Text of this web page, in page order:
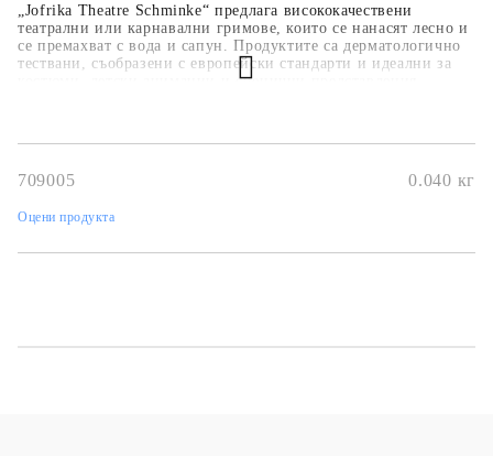
„Jofrika Theatre Schminke“ предлага висококачествени
театрални или карнавални гримове, които се нанасят лесно и
се премахват с вода и сапун. Продуктите са дерматологично
тествани, съобразени с европейски стандарти и идеални за
костюми, детски анимации и сценични представления.
709005 0.040 кг
Оцени продукта